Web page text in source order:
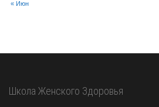
« Июн
Школа Женского Здоровья